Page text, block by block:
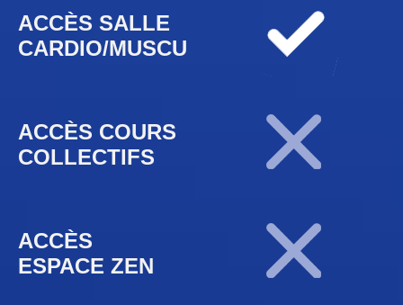
ACCÈS SALLE
CARDIO/MUSCU
ACCÈS COURS
COLLECTIFS
ACCÈS
ESPACE ZEN